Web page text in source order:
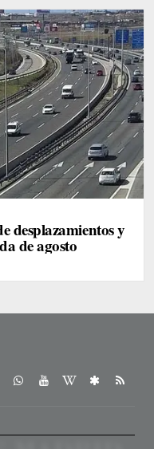
desplazamientos y
de agosto